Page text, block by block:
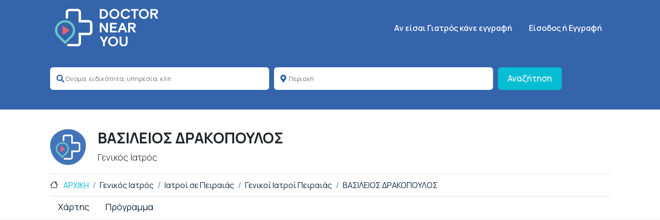
Κεντρική πλοήγηση
Aν είσαι Γιατρός κάνε εγγραφή SignUp Menu
Είσοδος ή Εγγραφή
Αναζήτηση
ΒΑΣΙΛΕΙΟΣ ΔΡΑΚΟΠΟΥΛΟΣ
Γενικός Ιατρός
ΑΡΧΙΚΗ Γενικός Ιατρός Ιατροί σε Πειραιάς Γενικοί Ιατροί Πειραιάς ΒΑΣΙΛΕΙΟΣ ΔΡΑΚΟΠΟΥΛΟΣ
Χάρτης Πρόγραμμα